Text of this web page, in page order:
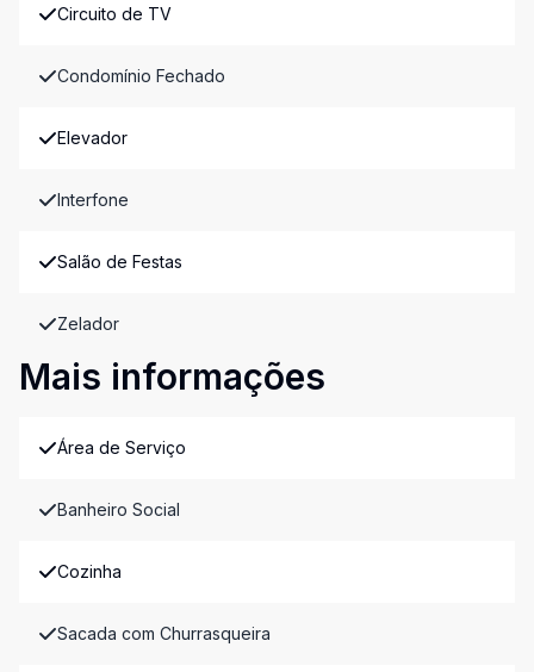
Circuito de TV
Condomínio Fechado
Elevador
Interfone
Salão de Festas
Zelador
Mais informações
Área de Serviço
Banheiro Social
Cozinha
Sacada com Churrasqueira